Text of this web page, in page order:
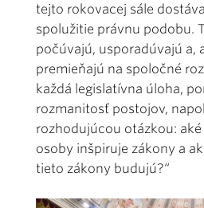
tejto rokovacej sále
spolužitie právnu podobu.
počúvajú, usporadúvajú a,
premieňajú na spoločné
každá legislatívna úloha,
rozmanitosť postojov,
rozhodujúcou otázkou:
osoby inšpiruje zákony a
tieto zákony budujú?“